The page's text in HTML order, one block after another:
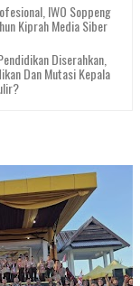
IWO Soppeng
Kiprah Media Siber
Diserahkan,
Dan Mutasi Kepala